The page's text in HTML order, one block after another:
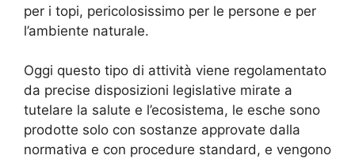
per i topi, pericolosissimo per le persone e per
l’ambiente naturale.
Oggi questo tipo di attività viene regolamentato
da precise disposizioni legislative mirate a
tutelare la salute e l’ecosistema, le esche sono
prodotte solo con sostanze approvate dalla
normativa e con procedure standard, e vengono